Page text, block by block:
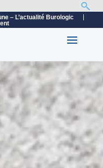
– L’actualité Burologic